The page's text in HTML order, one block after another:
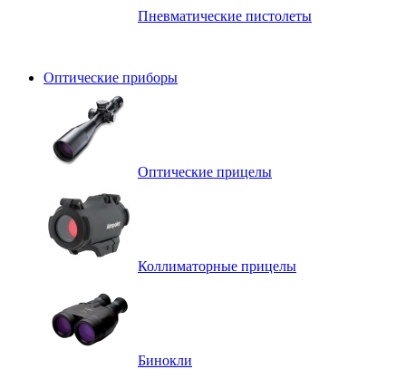
Пневматические пистолеты
Оптические приборы
Оптические прицелы
Коллиматорные прицелы
Бинокли